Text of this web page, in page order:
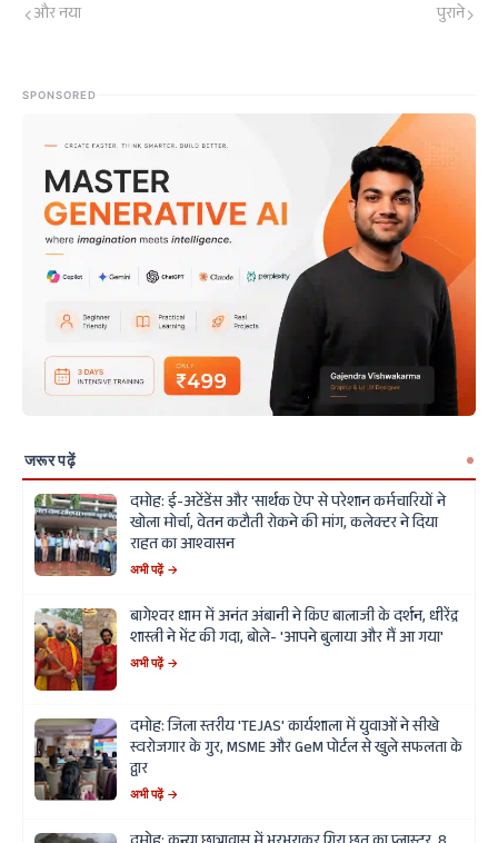
और नया पुराने
SPONSORED
जरूर पढ़ें
दमोह: ई-अटेंडेंस और 'सार्थक ऐप' से परेशान कर्मचारियों ने
खोला मोर्चा, वेतन कटौती रोकने की मांग, कलेक्टर ने दिया
राहत का आश्वासन
अभी पढ़ें →
बागेश्वर धाम में अनंत अंबानी ने किए बालाजी के दर्शन, धीरेंद्र
शास्त्री ने भेंट की गदा, बोले- 'आपने बुलाया और मैं आ गया'
अभी पढ़ें →
दमोह: जिला स्तरीय 'TEJAS' कार्यशाला में युवाओं ने सीखे
स्वरोजगार के गुर, MSME और GeM पोर्टल से खुले सफलता के
द्वार
अभी पढ़ें →